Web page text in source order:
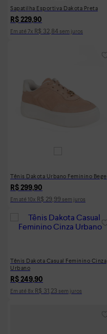
Sapatilha Esportiva Dakota Preta
R$ 229,90
Em até 7x R$ 32,84 sem juros
Tênis Dakota Urbano Feminino Bege
R$ 299,90
Em até 10x R$ 29,99 sem juros
Tênis Dakota Casual Feminino Cinza
Urbano
R$ 249,90
Em até 8x R$ 31,23 sem juros